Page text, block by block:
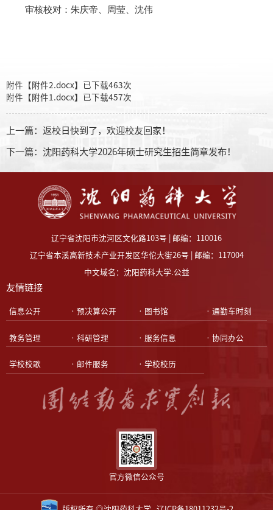
审核校对：朱庆帝、周莹、沈伟
附件【附件2.docx】已下载463次
附件【附件1.docx】已下载457次
上一篇： 返校日快到了，欢迎校友回家！
下一篇： 沈阳药科大学2026年硕士研究生招生简章发布！
辽宁省沈阳市沈河区文化路103号 | 邮编：110016
辽宁省本溪高新技术产业开发区华佗大街26号 | 邮编：117004
中文域名：沈阳药科大学.公益
友情链接
•信息公开 •预决算公开 •图书馆 •通勤车时刻
•教务管理 •科研管理 •服务信息 •协同办公
•学校校歌 •邮件服务 •学校校历
官方微信公众号